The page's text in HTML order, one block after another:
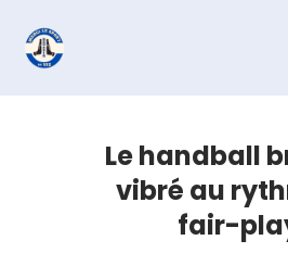
Le handball
vibré au
fair-